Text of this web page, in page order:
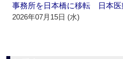
事務所を日本橋に移転 日本医
2026年07月15日 (水)